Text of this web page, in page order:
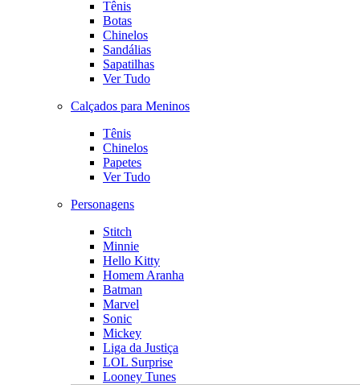
Tênis
Botas
Chinelos
Sandálias
Sapatilhas
Ver Tudo
Calçados para Meninos
Tênis
Chinelos
Papetes
Ver Tudo
Personagens
Stitch
Minnie
Hello Kitty
Homem Aranha
Batman
Marvel
Sonic
Mickey
Liga da Justiça
LOL Surprise
Looney Tunes